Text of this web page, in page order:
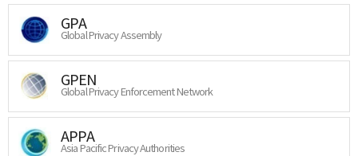
GPA
Global Privacy Assembly
GPEN
Global Privacy Enforcement Network
APPA
Asia Pacific Privacy Authorities